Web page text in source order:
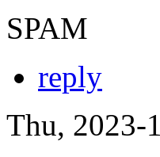
SPAM
reply
Thu, 2023-